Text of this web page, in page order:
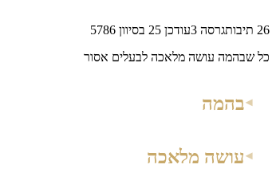
26 תיבותגרסה 3עודכן 25 בסיוון 5786
כל שבהמה עושה מלאכה לבעלים אסור
בהמה
עושה מלאכה